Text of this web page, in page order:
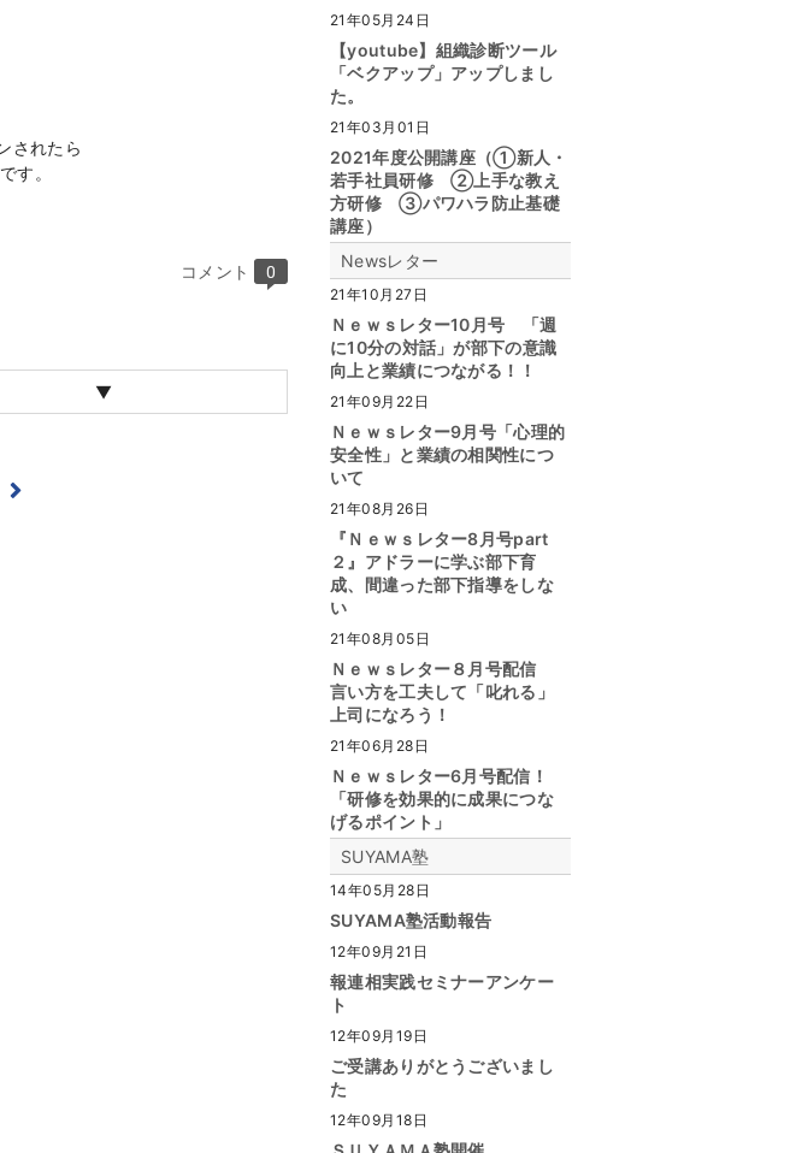
されたら
す。
コメント 0
21年05月24日
【youtube】組織診断ツール
「ベクアップ」アップしまし
た。
21年03月01日
2021年度公開講座（①新人・
若手社員研修 ②上手な教え
方研修 ③パワハラ防止基礎
講座）
Newsレター
21年10月27日
Ｎｅｗｓレター10月号 「週
に10分の対話」が部下の意識
向上と業績につながる！！
21年09月22日
Ｎｅｗｓレター9月号「心理的
安全性」と業績の相関性につ
いて
21年08月26日
『Ｎｅｗｓレター8月号part
２』アドラーに学ぶ部下育
成、間違った部下指導をしな
い
21年08月05日
Ｎｅｗｓレター８月号配信
言い方を工夫して「叱れる」
上司になろう！
21年06月28日
Ｎｅｗｓレター6月号配信！
「研修を効果的に成果につな
げるポイント」
SUYAMA塾
14年05月28日
SUYAMA塾活動報告
12年09月21日
報連相実践セミナーアンケー
ト
12年09月19日
ご受講ありがとうございまし
た
12年09月18日